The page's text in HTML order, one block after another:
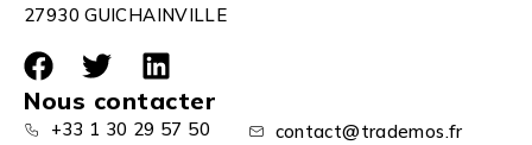
27930 GUICHAINVILLE
Nous contacter
+33 1 30 29 57 50
contact@trademos.fr